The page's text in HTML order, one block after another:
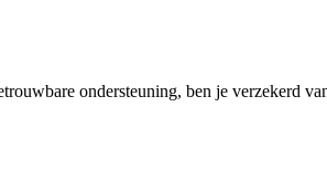
ondersteuning, ben je verzekerd